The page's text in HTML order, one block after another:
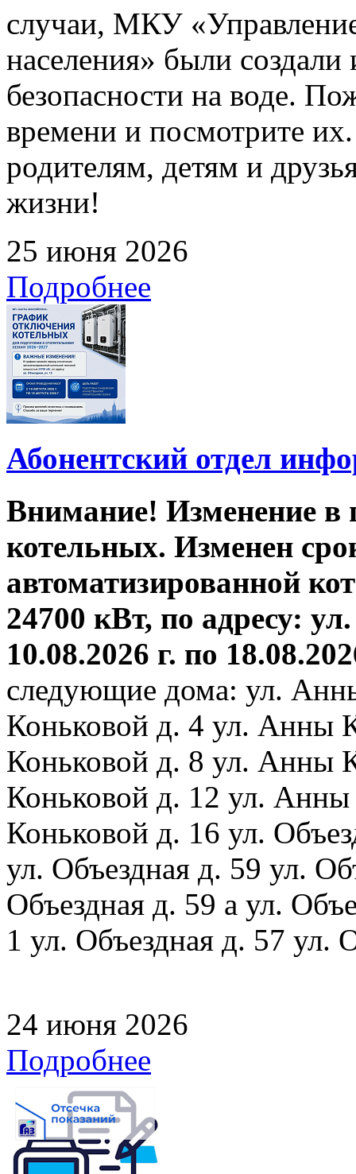
случаи, МКУ
населения» были
безопасности на воде.
времени и посмотрите
родителям, детям и
жизни!
25 июня 2026
Подробнее
Абонентский отдел
Внимание! Изменение в
котельных. Изменен
автоматизированной
24700 кВт, по адресу:
10.08.2026 г. по
следующие дома: ул.
Коньковой д. 4 ул. Анны
Коньковой д. 8 ул. Анны
Коньковой д. 12 ул.
Коньковой д. 16 ул.
ул. Объездная д. 59 ул.
Объездная д. 59 а ул.
1 ул. Объездная д. 57 ул.
24 июня 2026
Подробнее